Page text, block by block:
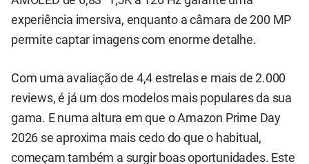
experiência imersiva, enquanto a câmara de 200 MP
permite captar imagens com enorme detalhe.
Com uma avaliação de 4,4 estrelas e mais de 2.000
reviews, é já um dos modelos mais populares da sua
gama. E numa altura em que o Amazon Prime Day
2026 se aproxima mais cedo do que o habitual,
começam também a surgir boas oportunidades. Este